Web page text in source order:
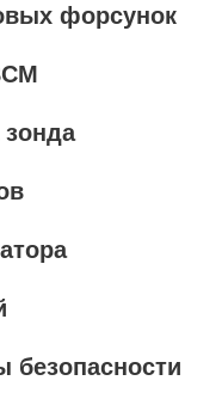
форсунок
безопасности